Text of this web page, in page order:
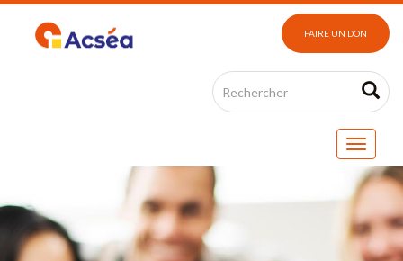
FAIRE UN DON